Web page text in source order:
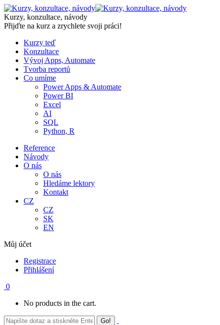
Skip
to
content
Kurzy, konzultace, návody
Přijďte na kurz a zrychlete svoji práci!
Kurzy teď
Konzultace
Vývoj Apps, Automate
Tvorba reportů
Co umíme
Power Apps & Automate
Power BI
Excel
AI
SQL
Python, R
Reference
Návody
O nás
O nás
Hledáme lektory
Kontakt
CZ
CZ
SK
EN
Můj účet
Registrace
Přihlášení
0
No products in the cart.